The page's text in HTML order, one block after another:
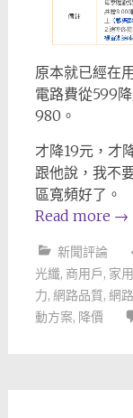
原本就已經在
電路費從599
980。
才降19元，才
跟他說，我不
區寬頻好了。
Read more →
新聞評論
光纖, 商用戶, 家
力, 網路品質, 網
動方案, 降價